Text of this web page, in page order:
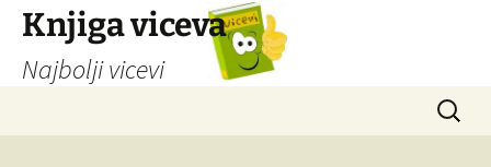
Knjiga viceva
Najbolji vicevi